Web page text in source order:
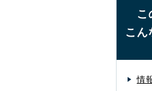
こ
こん
情